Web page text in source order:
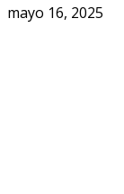
mayo 16, 2025